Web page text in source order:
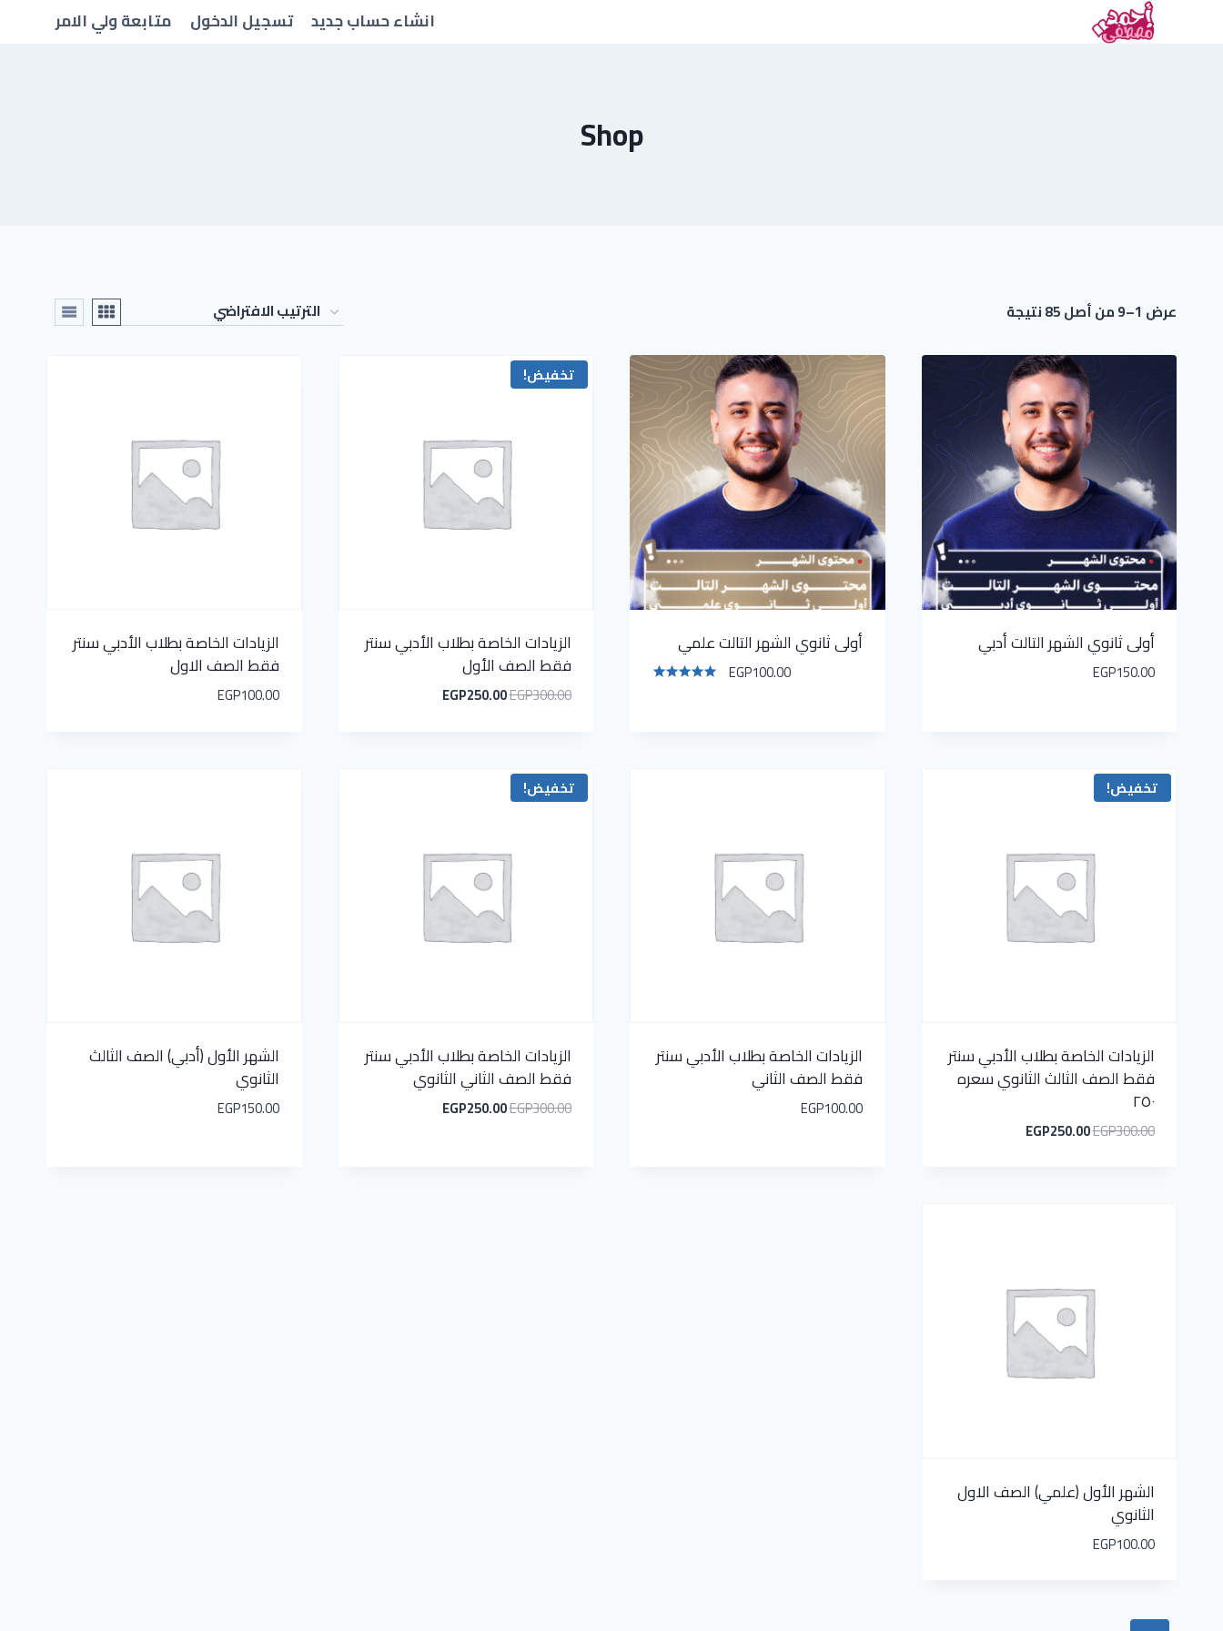
انشاء حساب جديد تسجيل الدخول متابعة ولي الامر
Shop
عرض 1–9 من أصل 85 نتيجة
أولى ثانوي الشهر التالت أدبي
EGP150.00
أولى ثانوي الشهر التالت علمي
EGP100.00
تخفيض!
الزيادات الخاصة بطلاب الأدبي سنتر
فقط الصف الأول
EGP300.00
EGP250.00
الزيادات الخاصة بطلاب الأدبي سنتر
فقط الصف الاول
EGP100.00
تخفيض!
الزيادات الخاصة بطلاب الأدبي سنتر
فقط الصف الثالث الثانوي سعره
٢٥٠
EGP300.00
EGP250.00
الزيادات الخاصة بطلاب الأدبي سنتر
فقط الصف الثاني
EGP100.00
تخفيض!
الزيادات الخاصة بطلاب الأدبي سنتر
فقط الصف الثاني الثانوي
EGP300.00
EGP250.00
الشهر الأول (أدبي) الصف الثالث
الثانوي
EGP150.00
الشهر الأول (علمي) الصف الاول
الثانوي
EGP100.00